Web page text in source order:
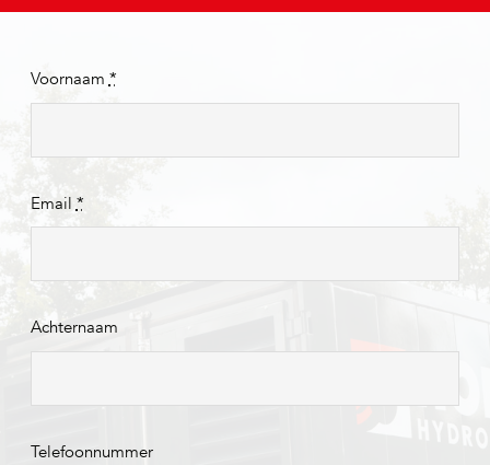
Voornaam *
Email *
Achternaam
Telefoonnummer